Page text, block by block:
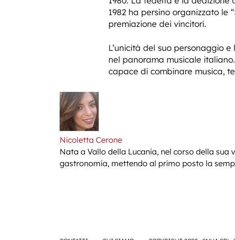
1982 ha persino organizzato le
premiazione dei vincitori.
L’unicità del suo personaggio
nel panorama musicale italiano.
capace di combinare musica,
Nicoletta Cerone
Nata a Vallo della Lucania, nel corso della
gastronomia, mettendo al primo posto la